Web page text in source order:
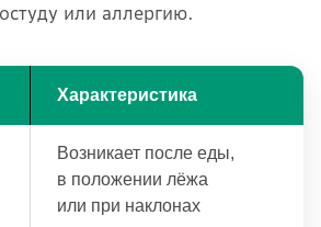
или аллергию.
Характеристика
Возникает после еды,
в положении лёжа
или при наклонах